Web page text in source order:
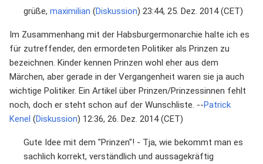
grüße, maximilian (Diskussion) 23:44, 25. Dez. 2014 (CET)
Im Zusammenhang mit der Habsburgermonarchie halte ich es
für zutreffender, den ermordeten Politiker als Prinzen zu
bezeichnen. Kinder kennen Prinzen wohl eher aus dem
Märchen, aber gerade in der Vergangenheit waren sie ja auch
wichtige Politiker. Ein Artikel über Prinzen/Prinzessinnen fehlt
noch, doch er steht schon auf der Wunschliste. --Patrick
Kenel (Diskussion) 12:36, 26. Dez. 2014 (CET)
Gute Idee mit dem "Prinzen"! - Tja, wie bekommt man es
sachlich korrekt, verständlich und aussagekräftig